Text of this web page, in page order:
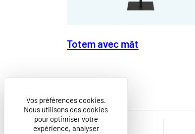
Vos préférences cookies.
Nous utilisons des cookies
pour optimiser votre
expérience, analyser
Totem avec mât